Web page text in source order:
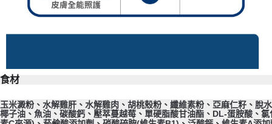
食材
玉米澱粉、水解雞肝、水解雞肉、胡桃殼粉、纖維素粉、亞麻仁籽、脫
椰子油、魚油、碳酸鈣、壓萃蔓越莓、單硬脂酸甘油酯、DL-蛋胺酸、